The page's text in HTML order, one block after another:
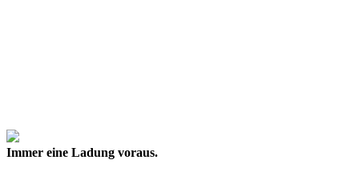
Immer eine Ladung voraus.